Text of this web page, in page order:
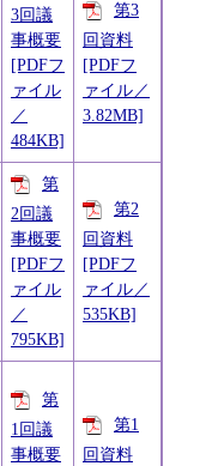
3回議
事概要
[PDFフ
ァイル
／
484KB]
第3
回資料
[PDFフ
ァイル／
3.82MB]
第
2回議
事概要
[PDFフ
ァイル
／
795KB]
第2
回資料
[PDFフ
ァイル／
535KB]
第
1回議
事概要
第1
回資料